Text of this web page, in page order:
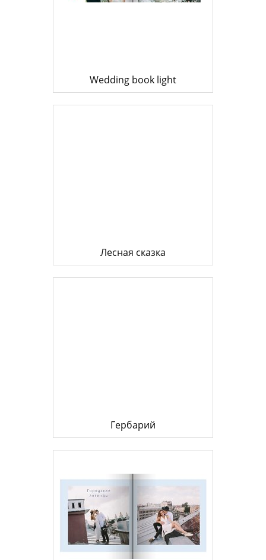
Wedding book light
Лесная сказка
Гербарий